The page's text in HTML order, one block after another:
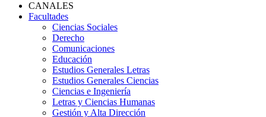
CANALES
Facultades
Ciencias Sociales
Derecho
Comunicaciones
Educación
Estudios Generales Letras
Estudios Generales Ciencias
Ciencias e Ingeniería
Letras y Ciencias Humanas
Gestión y Alta Dirección